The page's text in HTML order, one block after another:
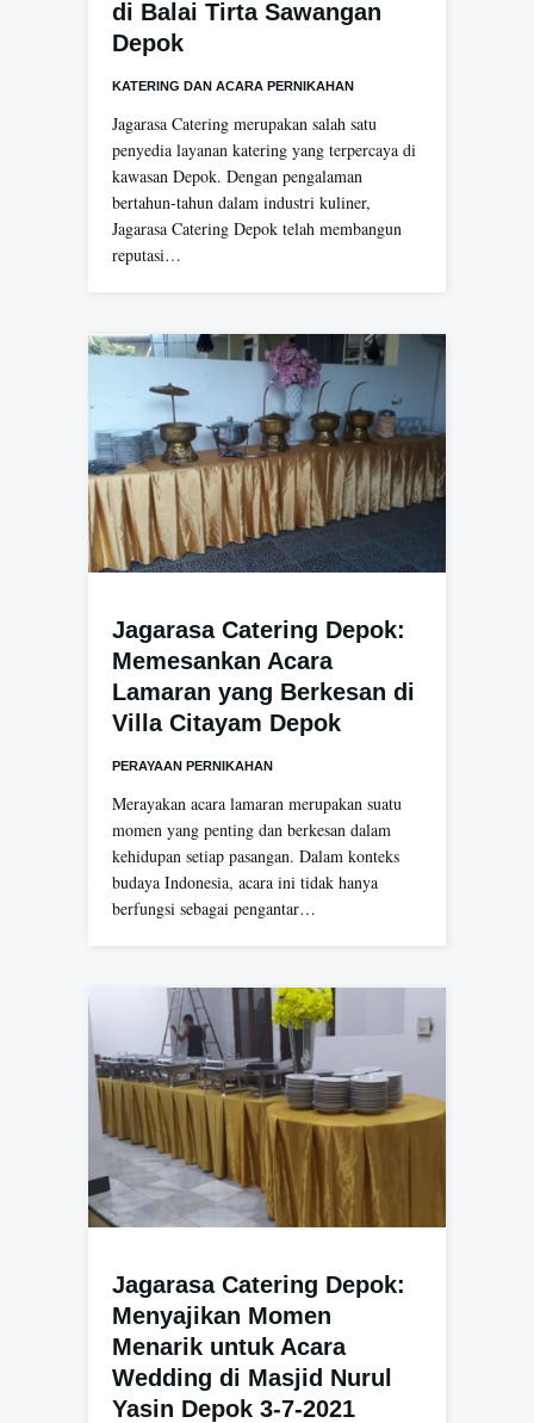
di Balai Tirta Sawangan
Depok
KATERING DAN ACARA PERNIKAHAN
Jagarasa Catering merupakan salah satu
penyedia layanan katering yang terpercaya di
kawasan Depok. Dengan pengalaman
bertahun-tahun dalam industri kuliner,
Jagarasa Catering Depok telah membangun
reputasi…
Jagarasa Catering Depok:
Memesankan Acara
Lamaran yang Berkesan di
Villa Citayam Depok
PERAYAAN PERNIKAHAN
Merayakan acara lamaran merupakan suatu
momen yang penting dan berkesan dalam
kehidupan setiap pasangan. Dalam konteks
budaya Indonesia, acara ini tidak hanya
berfungsi sebagai pengantar…
Jagarasa Catering Depok:
Menyajikan Momen
Menarik untuk Acara
Wedding di Masjid Nurul
Yasin Depok 3-7-2021